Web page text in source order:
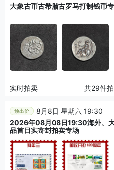
大象古币古希腊古罗马打制钱币
实时拍卖 共29件
预出价
8月8日 星期六 19:30
2026年08月08日19:30海外、
品首日实寄封拍卖专场